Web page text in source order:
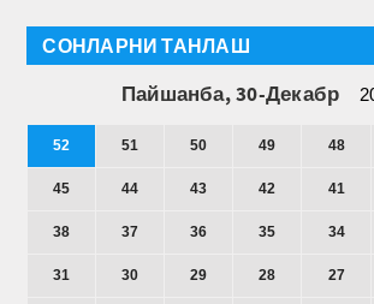
СОНЛАРНИ ТАНЛАШ
Пайшанба, 30-Декабр
52 51 50 49 48
45 44 43 42 41
38 37 36 35 34
31 30 29 28 27